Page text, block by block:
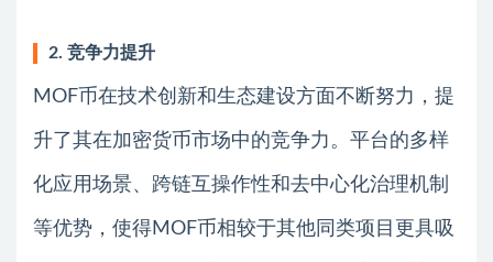
2. 竞争力提升
MOF币在技术创新和生态建设方面不断努力，提
升了其在加密货币市场中的竞争力。平台的多样
化应用场景、跨链互操作性和去中心化治理机制
等优势，使得MOF币相较于其他同类项目更具吸